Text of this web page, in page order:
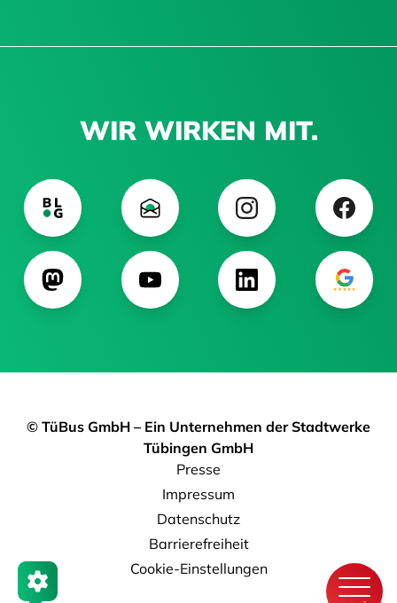
WIR WIRKEN MIT.
© TüBus GmbH – Ein Unternehmen der Stadtwerke
Tübingen GmbH
Presse
Impressum
Datenschutz
Barrierefreiheit
Cookie-Einstellungen